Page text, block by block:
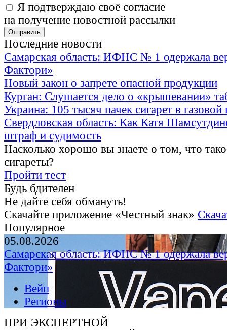
Я подтверждаю своё согласие
на получение новостной рассылки
Последние новости
Самарская область: ИФНС № 1 одержала
Фактори»
Новый закон о запрете опасной продукции
Курган: Слушается дело о «крышевании»
Украина: 105 тысяч пачек сигарет в газовой
Свердловская область: Как Катя
штраф и судимость
Насколько хорошо вы знаете о том, что
сигареты?
Пройти тест
Будь бдителен
Не дайте себя обмануть!
Скачайте приложение «Честный знак»
Популярное
05.08.2026
Самарская область: ИФНС № 1 одержала
Фактори»
Вейп
Регионы
ПРИ ЭКСПЕРТНОЙ